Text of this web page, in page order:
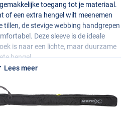
toegang tot je materiaal.
of een extra hengel wilt meenemen
tillen, de stevige webbing handgrepen
Deze sleeve is de ideale
is naar een lichte, maar duurzame
hengel.
Lees meer